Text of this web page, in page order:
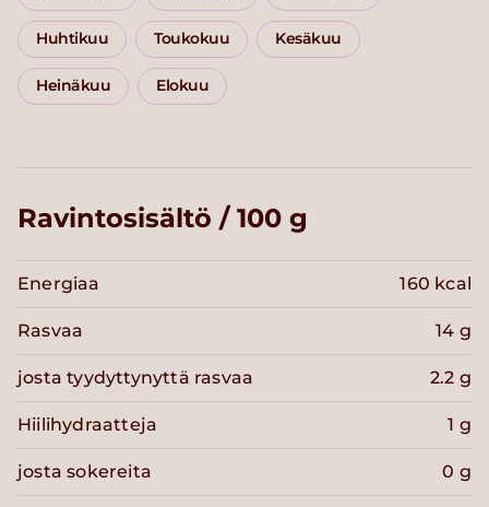
Huhtikuu Toukokuu Kesäkuu
Heinäkuu Elokuu
Ravintosisältö / 100 g
Energiaa 160 kcal
Rasvaa 14 g
josta tyydyttynyttä rasvaa 2.2 g
Hiilihydraatteja 1 g
josta sokereita 0 g